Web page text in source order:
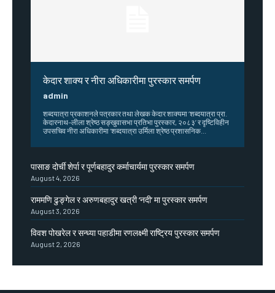
केदार शाक्य र नीरा अधिकारीमा पुरस्कार समर्पण
admin
शब्दयात्रा प्रकाशनले पत्रकार तथा लेखक केदार शाक्यमा ‘शब्दयात्रा प्रा.
केदारनाथ–लीला श्रेष्ठ सङ्खुवासभा प्रतिभा पुरस्कार, २०८३’ र दृष्टिविहीन
उपसचिव नीरा अधिकारीमा ‘शब्दयात्रा उर्मिला श्रेष्ठ प्रशासनिक...
पासाङ दोर्ची शेर्पा र पूर्णबहादुर कर्माचार्यमा पुरस्कार समर्पण
August 4, 2026
राममणि ढुङ्गेल र अरुणबहादुर खत्री ‘नदी’ मा पुरस्कार समर्पण
August 3, 2026
विवश पोखरेल र सन्ध्या पहाडीमा रणलक्ष्मी राष्ट्रिय पुरस्कार समर्पण
August 2, 2026